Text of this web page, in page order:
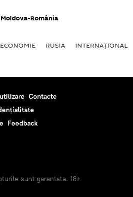
Moldova-România
ECONOMIE RUSIA INTERNAŢIONAL
Contacte
Feedback
sunt garantate. 18+